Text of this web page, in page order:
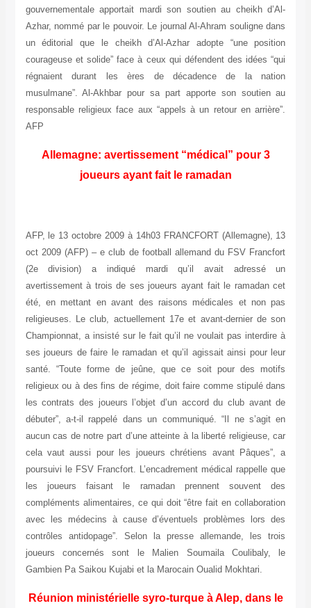
gouvernementale apportait mardi son soutien au cheikh d’Al-
Azhar, nommé par le pouvoir. Le journal Al-Ahram souligne dans
un éditorial que le cheikh d’Al-Azhar adopte “une position
courageuse et solide” face à ceux qui défendent des idées “qui
régnaient durant les ères de décadence de la nation
musulmane”. Al-Akhbar pour sa part apporte son soutien au
responsable religieux face aux “appels à un retour en arrière”.
AFP
Allemagne: avertissement “médical” pour 3
joueurs ayant fait le ramadan
AFP, le 13 octobre 2009 à 14h03 FRANCFORT (Allemagne), 13
oct 2009 (AFP) – e club de football allemand du FSV Francfort
(2e division) a indiqué mardi qu’il avait adressé un
avertissement à trois de ses joueurs ayant fait le ramadan cet
été, en mettant en avant des raisons médicales et non pas
religieuses. Le club, actuellement 17e et avant-dernier de son
Championnat, a insisté sur le fait qu’il ne voulait pas interdire à
ses joueurs de faire le ramadan et qu’il agissait ainsi pour leur
santé. “Toute forme de jeûne, que ce soit pour des motifs
religieux ou à des fins de régime, doit faire comme stipulé dans
les contrats des joueurs l’objet d’un accord du club avant de
débuter”, a-t-il rappelé dans un communiqué. “Il ne s’agit en
aucun cas de notre part d’une atteinte à la liberté religieuse, car
cela vaut aussi pour les joueurs chrétiens avant Pâques”, a
poursuivi le FSV Francfort. L’encadrement médical rappelle que
les joueurs faisant le ramadan prennent souvent des
compléments alimentaires, ce qui doit “être fait en collaboration
avec les médecins à cause d’éventuels problèmes lors des
contrôles antidopage”. Selon la presse allemande, les trois
joueurs concernés sont le Malien Soumaila Coulibaly, le
Gambien Pa Saikou Kujabi et la Marocain Oualid Mokhtari.
Réunion ministérielle syro-turque à Alep, dans le